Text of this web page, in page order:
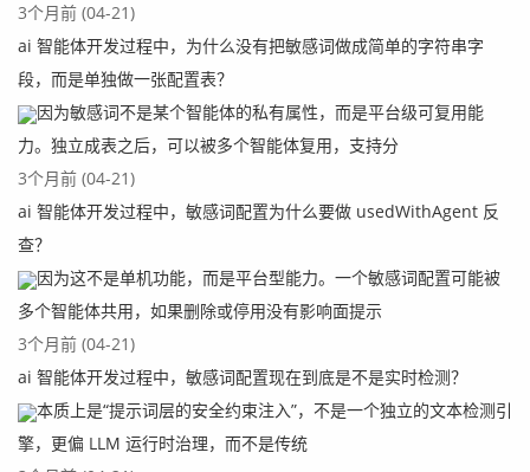
3个月前 (04-21)
ai 智能体开发过程中，为什么没有把敏感词做成简单的字符串字
段，而是单独做一张配置表？
因为敏感词不是某个智能体的私有属性，而是平台级可复用能
力。独立成表之后，可以被多个智能体复用，支持分
3个月前 (04-21)
ai 智能体开发过程中，敏感词配置为什么要做 usedWithAgent 反
查？
因为这不是单机功能，而是平台型能力。一个敏感词配置可能被
多个智能体共用，如果删除或停用没有影响面提示
3个月前 (04-21)
ai 智能体开发过程中，敏感词配置现在到底是不是实时检测？
本质上是“提示词层的安全约束注入”，不是一个独立的文本检测引
擎，更偏 LLM 运行时治理，而不是传统